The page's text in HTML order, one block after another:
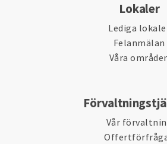
Lokaler
Lediga
Felanmälan
Våra
Vår